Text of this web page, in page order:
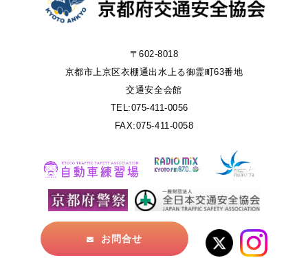
〒602-8018
京都市上京区衣棚通出水上る御霊町63番地
交通安全会館
TEL:075-411-0056
FAX:075-411-0058
お問合せ